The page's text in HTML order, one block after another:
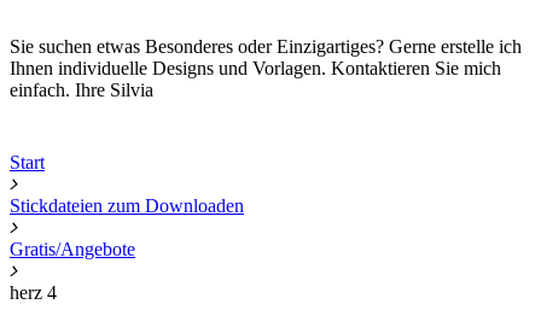
Sie suchen etwas Besonderes oder Einzigartiges? Gerne erstelle ich
Ihnen individuelle Designs und Vorlagen. Kontaktieren Sie mich
einfach. Ihre Silvia
Start
Stickdateien zum Downloaden
Gratis/Angebote
herz 4